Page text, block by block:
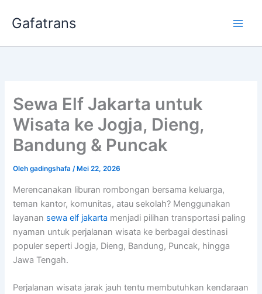
Gafatrans
Sewa Elf Jakarta untuk
Wisata ke Jogja, Dieng,
Bandung & Puncak
Olehgadingshafa/ Mei 22, 2026
Merencanakan liburan rombongan bersama keluarga,
teman kantor, komunitas, atau sekolah? Menggunakan
layanan sewa elf jakarta menjadi pilihan transportasi paling
nyaman untuk perjalanan wisata ke berbagai destinasi
populer seperti Jogja, Dieng, Bandung, Puncak, hingga
Jawa Tengah.
Perjalanan wisata jarak jauh tentu membutuhkan kendaraan